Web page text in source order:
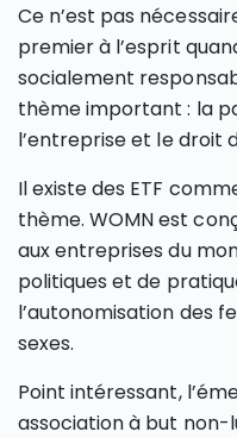
Ce n’est pas
premier à l’esprit
socialement
thème important : la
l’entreprise et le droit
Il existe des ETF
thème. WOMN est
aux entreprises du
politiques et de
l’autonomisation des
sexes.
Point intéressant,
association à but non-